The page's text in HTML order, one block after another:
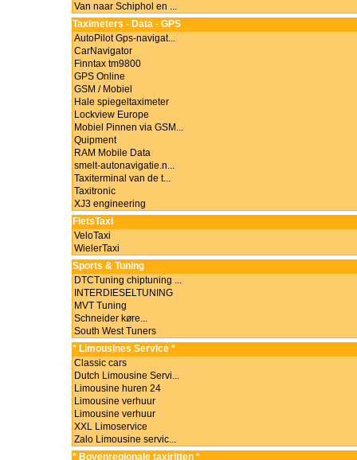
Van naar Schiphol en ...
Taximeters - Data - GPS
AutoPilot Gps-navigat...
CarNavigator
Finntax tm9800
GPS Online
GSM / Mobiel
Hale spiegeltaximeter
Lockview Europe
Mobiel Pinnen via GSM...
Quipment
RAM Mobile Data
smelt-autonavigatie.n...
Taxiterminal van de t...
Taxitronic
XJ3 engineering
FietsTaxi
VeloTaxi
WielerTaxi
Sports & Tuning
DTCTuning chiptuning ...
INTERDIESELTUNING
MVT Tuning
Schneider køre...
South West Tuners
* Limousines Service *
Classic cars
Dutch Limousine Servi...
Limousine huren 24
Limousine verhuur
Limousine verhuur
XXL Limoservice
Zalo Limousine servic...
* Bovenregionale taxiritten *